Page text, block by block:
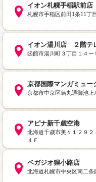
イオン札幌手稲駅前
札幌市手稲区前田1条11丁
イオン湯川店 ２階テ
函館市湯川町３丁目１４ー
京都国際マンガミュー
京都市中京区烏丸通御池
アピナ新千歳空港
北海道千歳市美々１２９
４Ｆ
ベガジオ狸小路店
北海道札幌市中央区南二条